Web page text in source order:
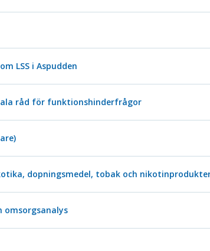
LSS i Aspudden
råd för funktionshinderfrågor
dopningsmedel, tobak och
omsorgsanalys